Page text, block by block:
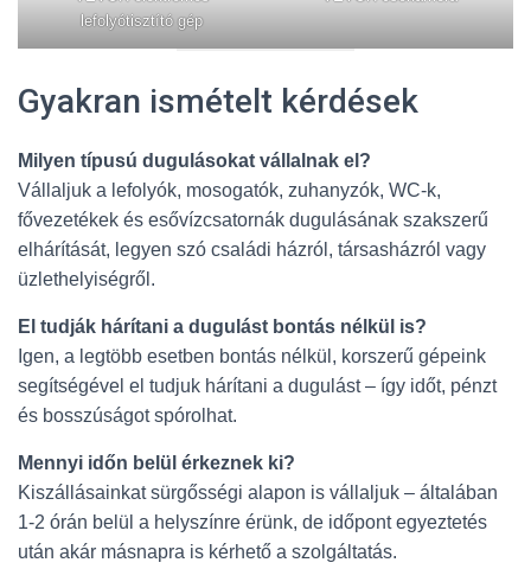
lefolyótisztító gép
Gyakran ismételt kérdések
Milyen típusú dugulásokat vállalnak el?
Vállaljuk a lefolyók, mosogatók, zuhanyzók, WC-k,
fővezetékek és esővízcsatornák dugulásának szakszerű
elhárítását, legyen szó családi házról, társasházról vagy
üzlethelyiségről.
El tudják hárítani a dugulást bontás nélkül is?
Igen, a legtöbb esetben bontás nélkül, korszerű gépeink
segítségével el tudjuk hárítani a dugulást – így időt, pénzt
és bosszúságot spórolhat.
Mennyi időn belül érkeznek ki?
Kiszállásainkat sürgősségi alapon is vállaljuk – általában
1-2 órán belül a helyszínre érünk, de időpont egyeztetés
után akár másnapra is kérhető a szolgáltatás.